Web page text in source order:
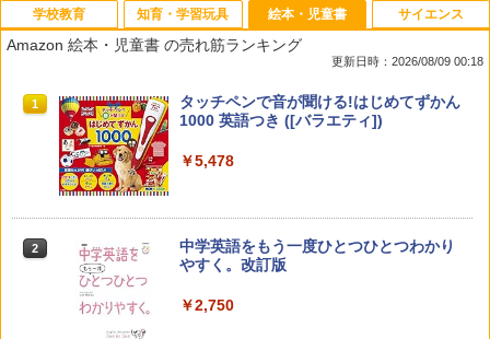
学校教育
1 教育者のためのコーチング入門
2
カウンセリングとは何か 変化するという
こと (講談社現代新書 2787)
￥1,540
知育・学習玩具
1
Amazon Fire HD 10 キッズモデル (10イ
ンチ) ピンク 対象年齢3歳から 数千点の
2
パイロット スイスイおえかき for Study
何回も書ける! れんしゅうボード ひらが
な・カタカナ・すうじ・ABC 3歳以上 知
育
絵本・児童書
Amazon 絵本・児童書 の売れ筋ランキング
更新日時：2026/08/09 00:18
1
タッチペンで音が聞ける!はじめてずかん
1000 英語つき ([バラエティ])
￥5,478
2
中学英語をもう一度ひとつひとつわかり
やすく。改訂版
￥2,750
サイエンス